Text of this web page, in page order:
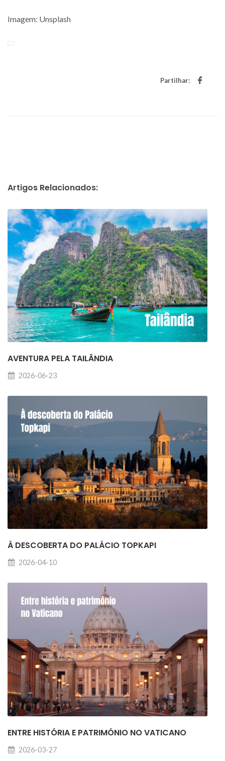
Imagem: Unsplash
Partilhar:
Artigos Relacionados:
AVENTURA PELA TAILÂNDIA
2026-06-23
À DESCOBERTA DO PALÁCIO TOPKAPI
2026-04-10
ENTRE HISTÓRIA E PATRIMÓNIO NO VATICANO
2026-03-27